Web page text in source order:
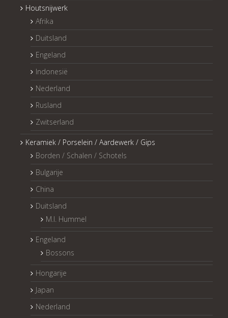
Houtsnijwerk
Afrika
Duitsland
Engeland
Indonesië
Nederland
Rusland
Zwitserland
Keramiek / Porselein / Aardewerk / Gips
Borden / Schalen / Schotels
Bulgarije
China
Duitsland
M.I. Hummel
Engeland
Bossons
Hongarije
Japan
Nederland